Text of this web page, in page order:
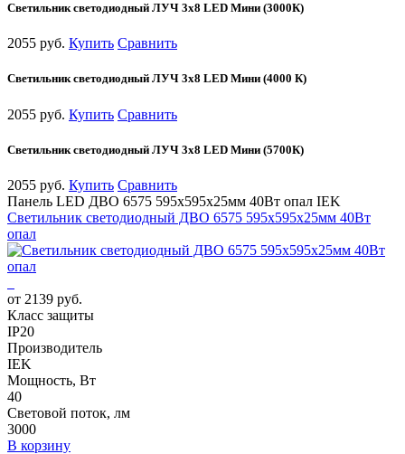
Светильник светодиодный ЛУЧ 3х8 LED Мини (3000К)
2055 руб. Купить Сравнить
Светильник светодиодный ЛУЧ 3х8 LED Мини (4000 К)
2055 руб. Купить Сравнить
Светильник светодиодный ЛУЧ 3х8 LED Мини (5700К)
2055 руб. Купить Сравнить
Панель LED ДВО 6575 595х595х25мм 40Вт опал IEK
Светильник светодиодный ДВО 6575 595х595х25мм 40Вт
опал
от 2139 руб.
Класс защиты
IP20
Производитель
IEK
Мощность, Вт
40
Световой поток, лм
3000
В корзину